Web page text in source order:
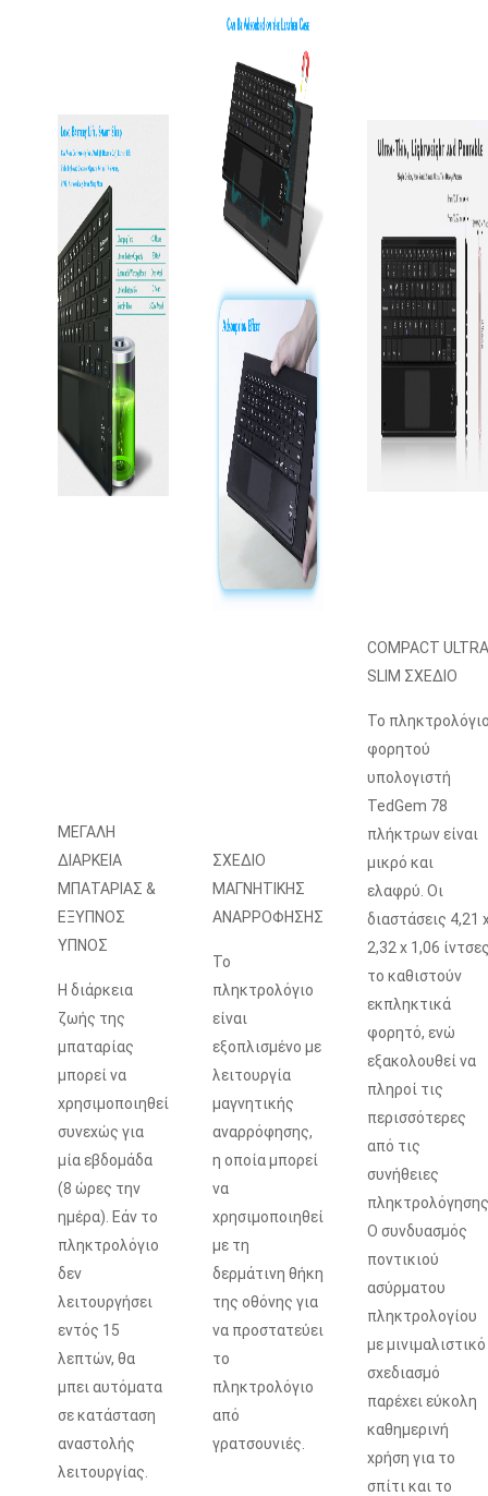
ΜΕΓΑΛΗ
ΔΙΑΡΚΕΙΑ
ΜΠΑΤΑΡΙΑΣ &
ΕΞΥΠΝΟΣ
ΥΠΝΟΣ
Η διάρκεια
ζωής της
μπαταρίας
μπορεί να
χρησιμοποιηθεί
συνεχώς για
μία εβδομάδα
(8 ώρες την
ημέρα). Εάν το
πληκτρολόγιο
δεν
λειτουργήσει
εντός 15
λεπτών, θα
μπει αυτόματα
σε κατάσταση
αναστολής
λειτουργίας.
ΣΧΕΔΙΟ
ΜΑΓΝΗΤΙΚΗΣ
ΑΝΑΡΡΟΦΗΣΗΣ
Το
πληκτρολόγιο
είναι
εξοπλισμένο με
λειτουργία
μαγνητικής
αναρρόφησης,
η οποία μπορεί
να
χρησιμοποιηθεί
με τη
δερμάτινη θήκη
της οθόνης για
να προστατεύει
το
πληκτρολόγιο
από
γρατσουνιές.
COMPACT
SLIM ΣΧΕΔΙΟ
Το
φορητού
υπολογιστή
TedGem 78
πλήκτρων είναι
μικρό και
ελαφρύ. Οι
διαστάσεις 4,21
2,32 x 1,06
το καθιστούν
εκπληκτικά
φορητό, ενώ
εξακολουθεί να
πληροί τις
περισσότερες
από τις
συνήθειες
Ο συνδυασμός
ποντικιού
ασύρματου
πληκτρολογίου
με μινιμαλιστικό
σχεδιασμό
παρέχει εύκολη
καθημερινή
χρήση για το
σπίτι και το